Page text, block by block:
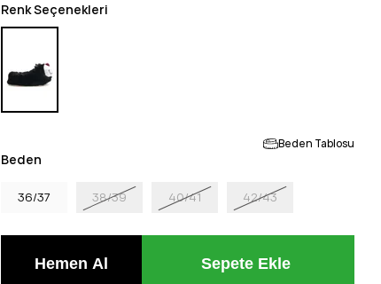
Renk Seçenekleri
Beden Tablosu
Beden
36/37 38/39 40/41 42/43